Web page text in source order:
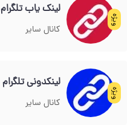
ویژه
لینک یاب تلگرام
کانال سایر
ویژه
لینکدونی تلگرام
کانال سایر